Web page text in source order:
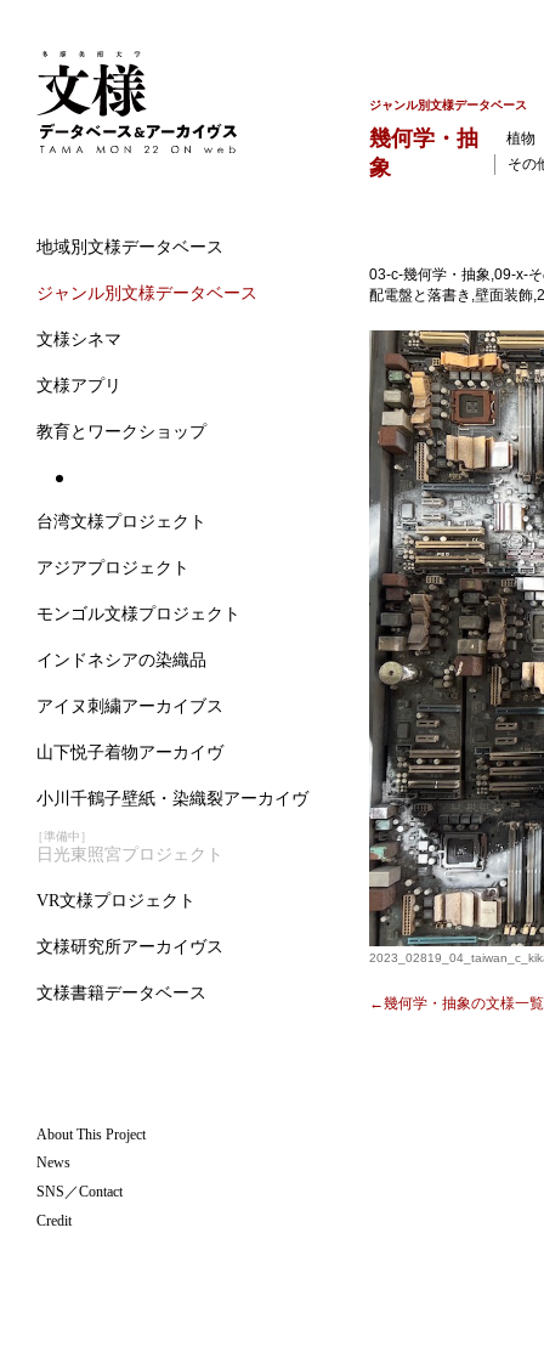
地域別文様データベース
ジャンル別文様データベース
文様シネマ
文様アプリ
教育とワークショップ
台湾文様プロジェクト
アジアプロジェクト
モンゴル文様プロジェクト
インドネシアの染織品
アイヌ刺繍アーカイブス
山下悦子着物アーカイヴ
小川千鶴子壁紙・染織裂アーカイヴ
［準備中］
日光東照宮プロジェクト
VR文様プロジェクト
文様研究所アーカイヴス
文様書籍データベース
About This Project
News
SNS／Contact
Credit
ジャンル別文様データベース
幾何学・抽
象
植物
その
03-c-幾何学・抽象,09-x-
配電盤と落書き,壁面装飾
←幾何学・抽象の文様一